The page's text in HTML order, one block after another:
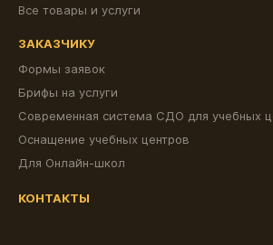
Все товары и услуги
ЗАКАЗЧИКУ
Формы заявок
Брифы на услуги
Современная система СДО для учебных
Оснащение учебных центров
Для Онлайн-школ
КОНТАКТЫ